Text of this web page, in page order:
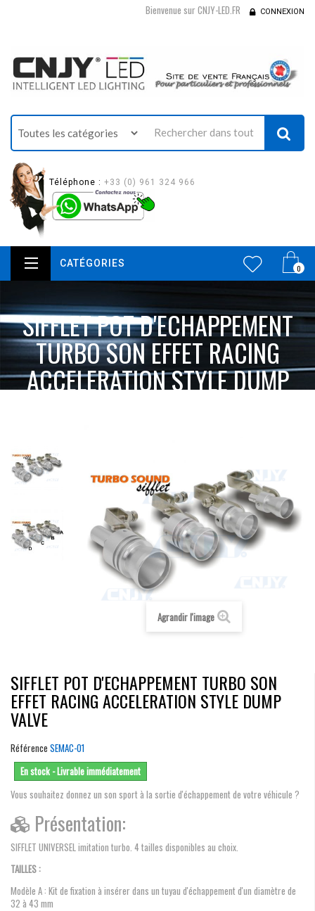
Bienvenue sur CNJY-LED.FR CONNEXION
Téléphone : +33 (0) 961 324 966
0
CATÉGORIES
SIFFLET POT D'ECHAPPEMENT
TURBO SON EFFET RACING
ACCELERATION STYLE DUMP
Agrandir l'image
SIFFLET POT D'ECHAPPEMENT TURBO SON
EFFET RACING ACCELERATION STYLE DUMP
VALVE
Référence SEMAC-01
En stock - Livrable immédiatement
Vous souhaitez donnez un son sport à la sortie d'échappement de votre véhicule ?
Présentation:
SIFFLET UNIVERSEL imitation turbo. 4 tailles disponibles au choix.
TAILLES :
Modèle A : Kit de fixation à insérer dans un tuyau d'échappement d'un diamètre de
32 à 43 mm